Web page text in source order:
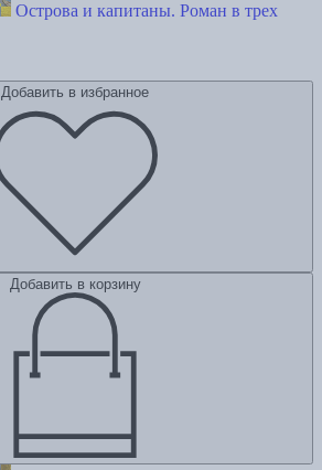
Острова и капитаны. Роман в трех
Добавить в избранное
Добавить в корзину